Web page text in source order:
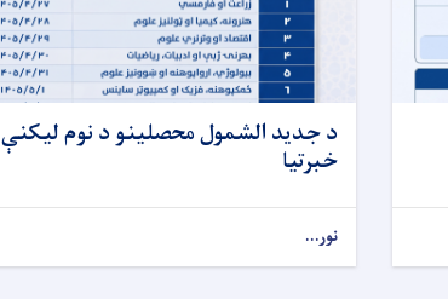
د جدید الشمول محصلینو د نوم لیکنې
خبرتیا
نور...